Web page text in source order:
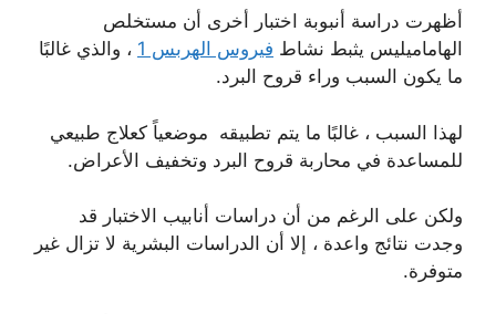
أظهرت دراسة أنبوبة اختبار أخرى أن مستخلص
الهاماميليس يثبط نشاط فيروس الهربس 1
، والذي غالبًا
ما يكون السبب وراء قروح البرد.
لهذا السبب ، غالبًا ما يتم تطبيقه موضعياً كعلاج طبيعي
للمساعدة في محاربة قروح البرد وتخفيف الأعراض.
ولكن على الرغم من أن دراسات أنابيب الاختبار قد
وجدت نتائج واعدة ، إلا أن الدراسات البشرية لا تزال غير
متوفرة.